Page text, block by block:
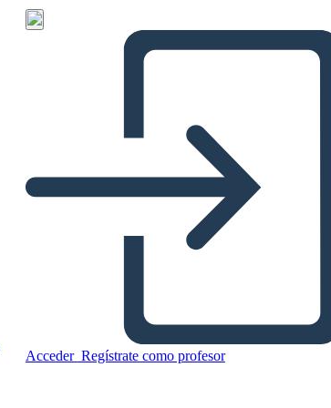
Acceder Regístrate como profesor